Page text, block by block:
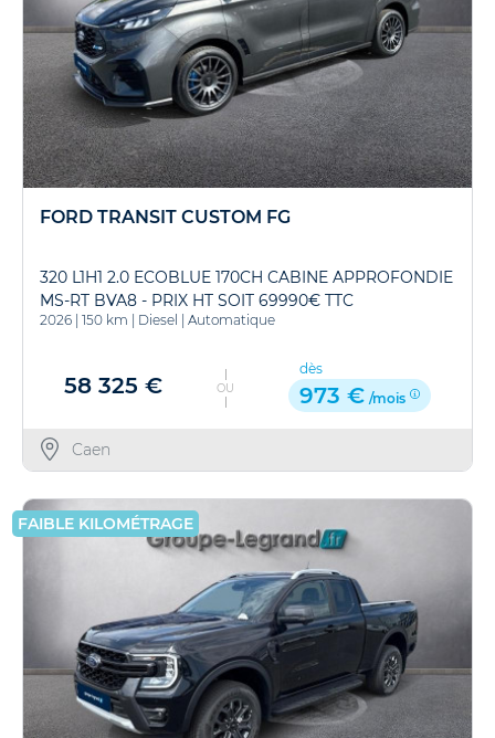
FORD TRANSIT CUSTOM FG
320 L1H1 2.0 ECOBLUE 170CH CABINE APPROFONDIE
MS-RT BVA8 - PRIX HT SOIT 69990€ TTC
2026 150 km Diesel Automatique
58 325 € OU
dès
973 € /mois
Caen
FAIBLE KILOMÉTRAGE